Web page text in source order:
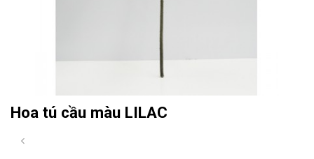
Hoa tú cầu màu LILAC